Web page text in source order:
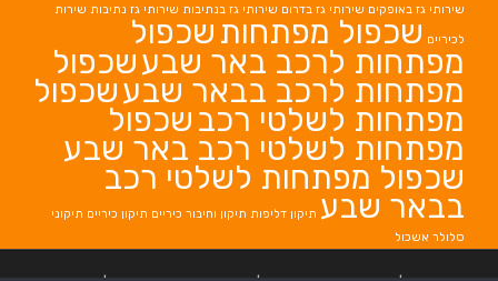
שירותי גז באופקים שירותי גז בדרום שירותי גז בנתיבות שירותי גז נתיבות שירות
לכיריים שכפול מפתחות שכפול
מפתחות לרכב באר שבעשכפול
מפתחות לרכב בבאר שבעשכפול
מפתחות לשלטי רכב שכפול
מפתחות לשלטי רכב באר שבע
שכפול מפתחות לשלטי רכב
בבאר שבע תיקון דליפות תיקון וחיבור כיריים תיקון כיריים תיקוני
סלולר אשכול